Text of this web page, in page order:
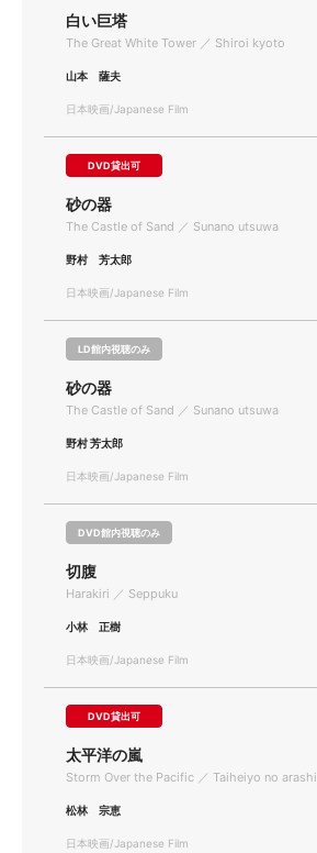
白い巨塔
The Great White Tower ／ Shiroi kyoto
山本 薩夫
日本映画/Japanese Film
DVD貸出可
砂の器
The Castle of Sand ／ Sunano utsuwa
野村 芳太郎
日本映画/Japanese Film
LD館内視聴のみ
砂の器
The Castle of Sand ／ Sunano utsuwa
野村 芳太郎
日本映画/Japanese Film
DVD館内視聴のみ
切腹
Harakiri ／ Seppuku
小林 正樹
日本映画/Japanese Film
DVD貸出可
太平洋の嵐
Storm Over the Pacific ／ Taiheiyo no arashi
松林 宗恵
日本映画/Japanese Film